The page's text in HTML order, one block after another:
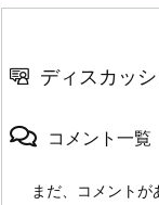
ディスカッ
コメント一覧
まだ、コメントが